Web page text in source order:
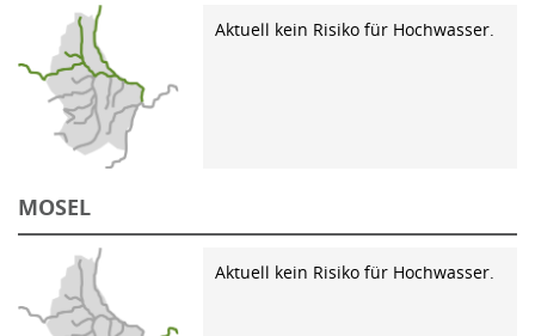
Aktuell kein Risiko für Hochwasser.
MOSEL
Aktuell kein Risiko für Hochwasser.